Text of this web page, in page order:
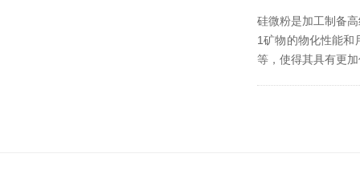
硅微粉是加工制备高
1矿物的物化性能和用
等，使得其具有更